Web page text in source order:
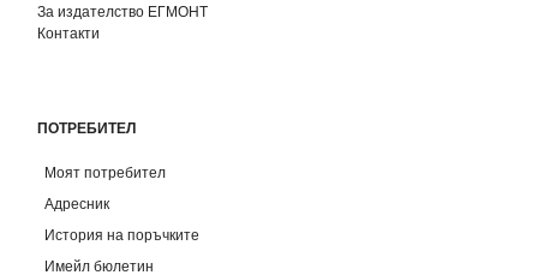
За издателство ЕГМОНТ
Контакти
ПОТРЕБИТЕЛ
Моят потребител
Адресник
История на поръчките
Имейл бюлетин